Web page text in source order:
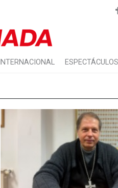
INTERNACIONAL ESPECTÁCULOS